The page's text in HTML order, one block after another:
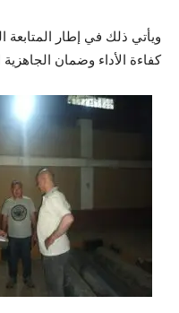
ويأتي ذلك في إطار
كفاءة الأداء وضمان الجاهزية